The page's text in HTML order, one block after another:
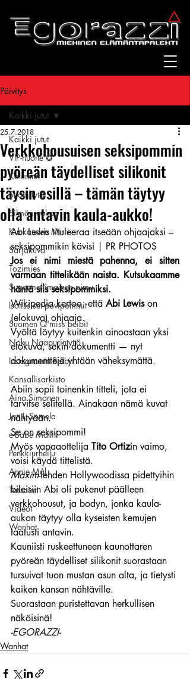
Päivitys
Kaikki jutut
VIP-huone ✪
Kolumnit
Suomitytöt
Silmänruokaa
Kuukauden Mirri
Sarjakuva
Tozimies
Supermallimainen pimu
Isotissiset povipommit
Suomen Q'miss beibit
Naku Naapurintyttö
Instagramin Beibit
Kansallisarkisto
Aina Simonen
Jan I. Somela
e-Babe Mallit
Penkkiurheilu
Annie Mål
Tatuointi
Videot
Wanhat
Kaikki jutut
Verkkohousuisen seksipommin
pyöreän täydelliset silikonit
täysin esillä – tämän täytyy
olla antavin kaula-aukko!
25.7.2018
Abi Lewis tituleeraa itseään ohjaajaksi –
seksipommikin kävisi | PR PHOTOS
Jos ei nimi miestä pahenna, ei sitten
varmaan tittelikään naista. Kutsukaamme
häntä siis seksipommiksi.
Wikipedia kertoo, että Abi Lewis on
(elokuva) ohjaaja.
Vyöltä löytyy kuitenkin ainoastaan yksi
elokuva, sekin dokumentti — nyt
dokumenttejä yhtään väheksymättä.
Abiin sopii toinenkin titteli, jota ei
tarvitse selitellä. Ainakaan nämä kuvat
nähtyään.
Se on seksipommi!
Myös vapaaottelija Tito Ortizin vaimo,
voisi käydä tittelistä.
Maxim-lehden Hollywoodissa pidettyihin
bileisiin Abi oli pukenut päälleen
verkkohousut, ja bodyn, jonka kaula-
aukon täytyy olla kyseisten kemujen
taatusti antavin.
Kauniisti ruskeettuneen kaunottaren
pyöreän täydelliset silikonit suorastaan
tursuivat tuon mustan asun alta, ja tietysti
kaiken kansan nähtäville.
Suorastaan puristettavan herkullisen
näköisinä!
-EGORAZZI-
Wanhat